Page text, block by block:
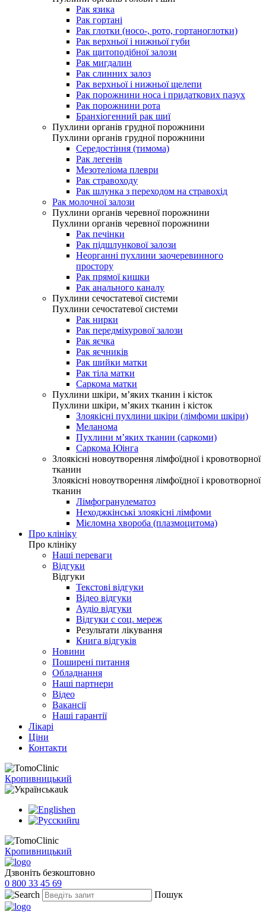
Рак язика
Рак гортані
Рак глотки (носо-, рото, гортаноглотки)
Рак верхньої і нижньої губи
Рак щитоподібної залози
Рак мигдалин
Рак слинних залоз
Рак верхньої і нижньої щелепи
Рак порожнини носа і придаткових пазух
Рак порожнини рота
Бранхіогенний рак шиї
Пухлини органів грудної порожнини
Пухлини органів грудної порожнини
Середостіння (тимома)
Рак легенів
Мезотеліома плеври
Рак стравоходу
Рак шлунка з переходом на стравохід
Рак молочної залози
Пухлини органів черевної порожнини
Пухлини органів черевної порожнини
Рак печінки
Рак підшлункової залози
Неорганні пухлини заочеревинного
простору
Рак прямої кишки
Рак анального каналу
Пухлини сечостатевої системи
Пухлини сечостатевої системи
Рак нирки
Рак передміхурової залози
Рак яєчка
Рак яєчників
Рак шийки матки
Рак тіла матки
Саркома матки
Пухлини шкіри, м’яких тканин і кісток
Пухлини шкіри, м’яких тканин і кісток
Злоякісні пухлини шкіри (лімфоми шкіри)
Меланома
Пухлини м’яких тканин (саркоми)
Саркома Юінга
Злоякісні новоутворення лімфоїдної і кровотворної
тканин
Злоякісні новоутворення лімфоїдної і кровотворної
тканин
Лімфогранулематоз
Неходжкінські злоякісні лімфоми
Мієломна хвороба (плазмоцитома)
Про клініку
Про клініку
Наші переваги
Відгуки
Відгуки
Текстові відгуки
Відео відгуки
Аудіо відгуки
Відгуки с соц. мереж
Результати лікування
Книга відгуків
Новини
Поширені питання
Обладнання
Наші партнери
Відео
Вакансії
Наші гарантії
Лікарі
Ціни
Контакти
Кропивницький
uk
en
ru
Кропивницький
Дзвоніть безкоштовно
0 800 33 45 69
Пошук